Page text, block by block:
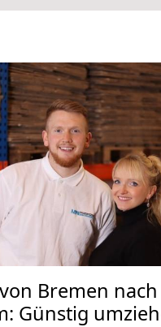
Bremen nach
Günstig